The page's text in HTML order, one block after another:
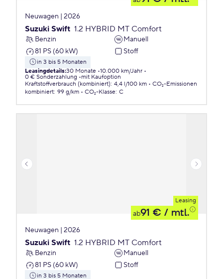
Neuwagen | 2026
Suzuki Swift 1.2 HYBRID MT Comfort
Benzin
Manuell
81 PS (60 kW)
Stoff
in 3 bis 5 Monaten
Leasingdetails:30 Monate 10.000 km/Jahr
0 € Sonderzahlung
mit Kaufoption
Kraftstoffverbrauch (kombiniert): 4,4 l/100 km
CO₂-Emissionen
kombiniert: 99 g/km CO₂-Klasse: C
Leasing
ab91 € / mtl.
Neuwagen | 2026
Suzuki Swift 1.2 HYBRID MT Comfort
Benzin
Manuell
81 PS (60 kW)
Stoff
in 3 bis 5 Monaten